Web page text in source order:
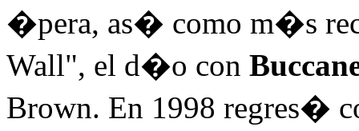
�pera, as� como m�s
Wall", el d�o con
Brown. En 1998 regres�